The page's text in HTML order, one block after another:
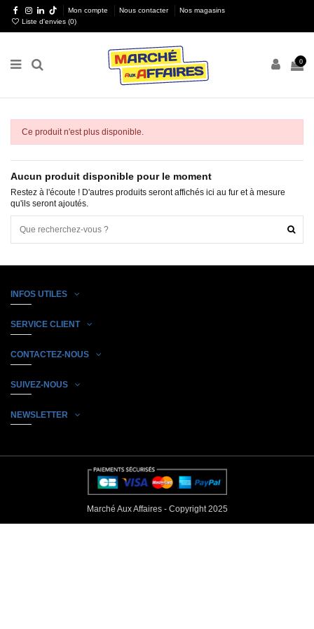
Mon compte Nous contacter
Nos magasins
Liste d'envies (0)
0
Ce produit n'est plus disponible.
Aucun produit disponible pour le moment
Restez à l'écoute ! D'autres produits seront affichés ici au fur et à mesure
qu'ils seront ajoutés.
INFOS UTILES
SERVICE CLIENT
CONTACTEZ-NOUS
SUIVEZ-NOUS
NEWSLETTER
Marché Aux Affaires - Copyright 2025